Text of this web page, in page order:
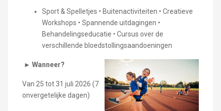
Sport & Spelletjes • Buitenactiviteiten • Creatieve
Workshops • Spannende uitdagingen •
Behandelingseducatie • Cursus over de
verschillende bloedstollingsaandoeningen
► Wanneer?
Van 25 tot 31 juli 2026 (7
onvergetelijke dagen)